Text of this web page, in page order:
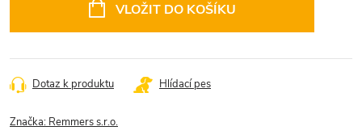
VLOŽIT DO KOŠÍKU
Dotaz k produktu Hlídací pes
Značka: Remmers s.r.o.